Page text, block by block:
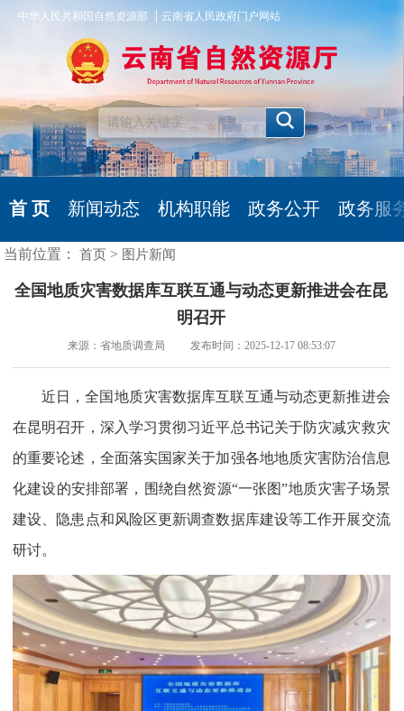
中华人民共和国自然资源部 |云南省人民政府门户网站
首 页 新闻动态 机构职能 政务公开 政务服
当前位置：首页 > 图片新闻
全国地质灾害数据库互联互通与动态更新推进会在昆
明召开
来源：省地质调查局 发布时间：2025-12-17 08:53:07
近日，全国地质灾害数据库互联互通与动态更新推进会
在昆明召开，深入学习贯彻习近平总书记关于防灾减灾救灾
的重要论述，全面落实国家关于加强各地地质灾害防治信息
化建设的安排部署，围绕自然资源“一张图”地质灾害子场景
建设、隐患点和风险区更新调查数据库建设等工作开展交流
研讨。